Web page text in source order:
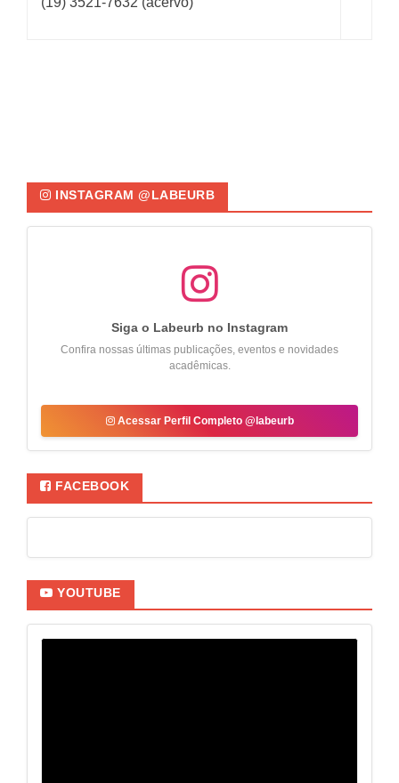
INSTAGRAM @LABEURB
Siga o Labeurb no Instagram
Confira nossas últimas publicações, eventos e novidades
acadêmicas.
Acessar Perfil Completo @labeurb
FACEBOOK
YOUTUBE